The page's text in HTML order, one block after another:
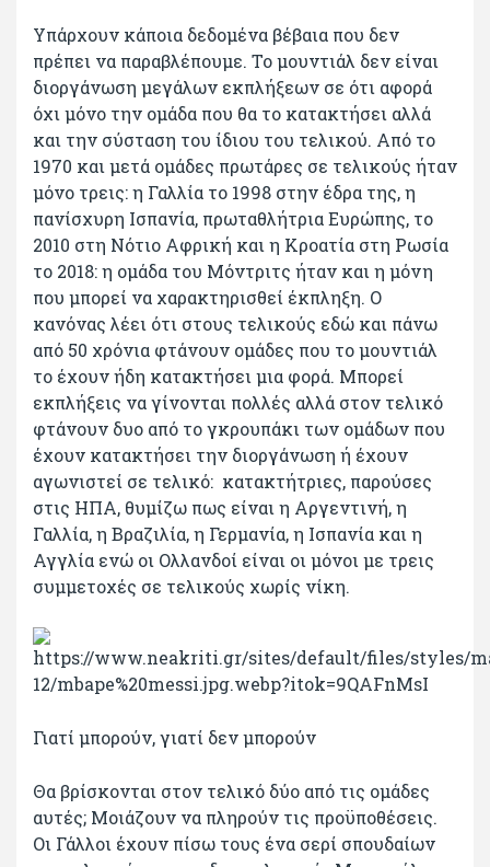
Υπάρχουν κάποια δεδομένα βέβαια που δεν
πρέπει να παραβλέπουμε. Το μουντιάλ δεν είναι
διοργάνωση μεγάλων εκπλήξεων σε ότι αφορά
όχι μόνο την ομάδα που θα το κατακτήσει αλλά
και την σύσταση του ίδιου του τελικού. Από το
1970 και μετά ομάδες πρωτάρες σε τελικούς ήταν
μόνο τρεις: η Γαλλία το 1998 στην έδρα της, η
πανίσχυρη Ισπανία, πρωταθλήτρια Ευρώπης, το
2010 στη Νότιο Αφρική και η Κροατία στη Ρωσία
το 2018: η ομάδα του Μόντριτς ήταν και η μόνη
που μπορεί να χαρακτηρισθεί έκπληξη. Ο
κανόνας λέει ότι στους τελικούς εδώ και πάνω
από 50 χρόνια φτάνουν ομάδες που το μουντιάλ
το έχουν ήδη κατακτήσει μια φορά. Μπορεί
εκπλήξεις να γίνονται πολλές αλλά στον τελικό
φτάνουν δυο από το γκρουπάκι των ομάδων που
έχουν κατακτήσει την διοργάνωση ή έχουν
αγωνιστεί σε τελικό: κατακτήτριες, παρούσες
στις ΗΠΑ, θυμίζω πως είναι η Αργεντινή, η
Γαλλία, η Βραζιλία, η Γερμανία, η Ισπανία και η
Αγγλία ενώ οι Ολλανδοί είναι οι μόνοι με τρεις
συμμετοχές σε τελικούς χωρίς νίκη.
Γιατί μπορούν, γιατί δεν μπορούν
Θα βρίσκονται στον τελικό δύο από τις ομάδες
αυτές; Μοιάζουν να πληρούν τις προϋποθέσεις.
Οι Γάλλοι έχουν πίσω τους ένα σερί σπουδαίων